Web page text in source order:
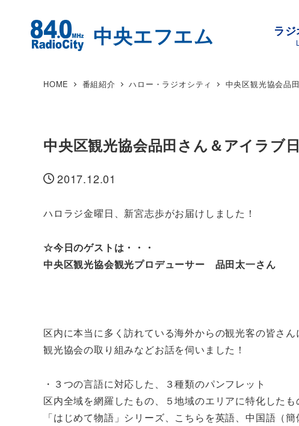
ラ
HOME 番組紹介 ハロー・ラジオシティ 中央区観光協会品
中央区観光協会品田さん＆アイラブ
投稿日
2017.12.01
ハロラジ金曜日、新宮志歩がお届けしました！
☆今日のゲストは・・・
中央区観光協会観光プロデューサー 品田太一さん
区内に本当に多く訪れている海外からの観光客の皆さ
観光協会の取り組みなどお話を伺いました！
・３つの言語に対応した、３種類のパンフレット
区内全域を網羅したもの、５地域のエリアに特化したも
「はじめて物語」シリーズ、こちらを英語、中国語（